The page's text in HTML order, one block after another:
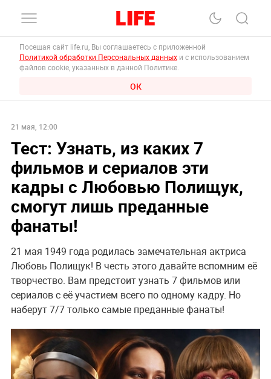
Посещая сайт life.ru, Вы соглашаетесь с приложенной
Политикой обработки Персональных данных и с использованием
файлов cookie, указанных в данной Политике.
ОК
21 мая, 12:00
Тест: Узнать, из каких 7
фильмов и сериалов эти
кадры с Любовью Полищук,
смогут лишь преданные
фанаты!
21 мая 1949 года родилась замечательная актриса
Любовь Полищук! В честь этого давайте вспомним её
творчество. Вам предстоит узнать 7 фильмов или
сериалов с её участием всего по одному кадру. Но
наберут 7/7 только самые преданные фанаты!